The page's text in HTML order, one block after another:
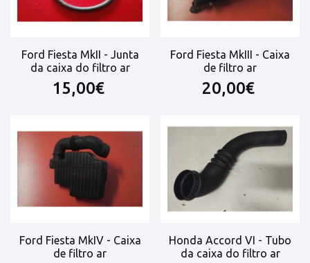
Ford Fiesta MkII - Junta
da caixa do filtro ar
15,00€
Ford Fiesta MkIII - Caixa
de filtro ar
20,00€
Ford Fiesta MkIV - Caixa
de filtro ar
Honda Accord VI - Tubo
da caixa do filtro ar